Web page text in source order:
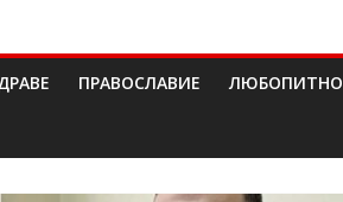
ПРАВОСЛАВИЕ ЛЮБОПИТНО